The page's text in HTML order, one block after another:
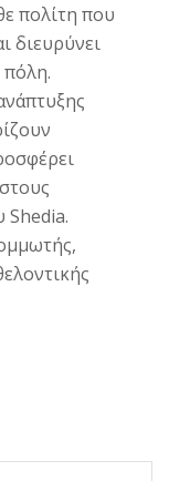
πολίτη που
διευρύνει
Shedia.